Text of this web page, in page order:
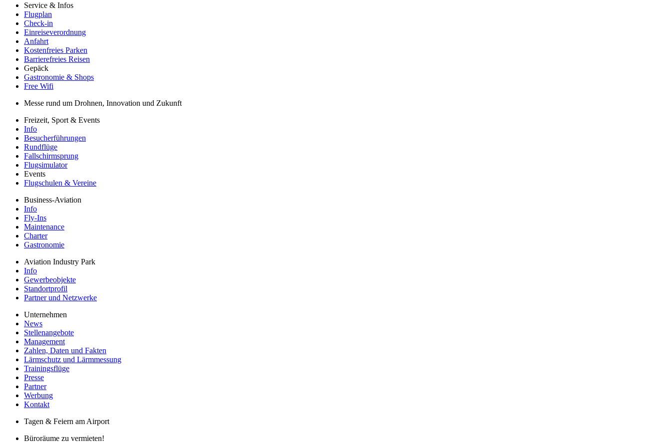
Service & Infos
Flugplan
Check-in
Einreiseverordnung
Anfahrt
Kostenfreies Parken
Barrierefreies Reisen
Gepäck
Gastronomie & Shops
Free Wifi
Messe rund um Drohnen, Innovation und Zukunft
Freizeit, Sport & Events
Info
Besucherführungen
Rundflüge
Fallschirmsprung
Flugsimulator
Events
Flugschulen & Vereine
Business-Aviation
Info
Fly-Ins
Maintenance
Charter
Gastronomie
Aviation Industry Park
Info
Gewerbeobjekte
Standortprofil
Partner und Netzwerke
Unternehmen
News
Stellenangebote
Management
Zahlen, Daten und Fakten
Lärmschutz und Lärmmessung
Trainingsflüge
Presse
Partner
Werbung
Kontakt
Tagen & Feiern am Airport
Büroräume zu vermieten!